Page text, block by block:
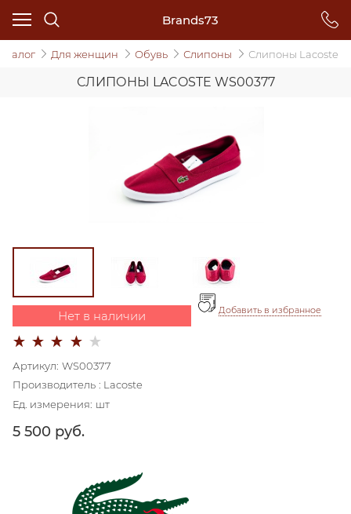
Brands73
Для женщин Обувь Слипоны Слипоны Lacoste
СЛИПОНЫ LACOSTE WS00377
Нет в наличии Добавить в избранное
Артикул: WS00377
Производитель : Lacoste
Ед. измерения: шт
5 500 руб.